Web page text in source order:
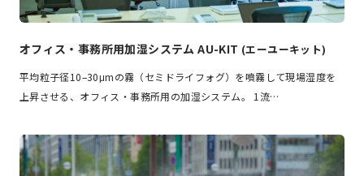
オフィス・事務所用加湿システム AU-KIT (エーユーキット)
平均粒子径10–30μmの霧（セミドライフォグ）を噴霧して現場湿度を
上昇させる、オフィス・事務所用の加湿システム。 1流…